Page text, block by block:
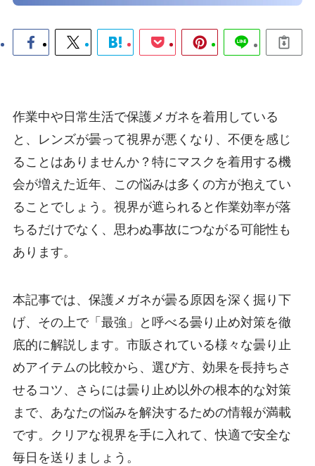
作業中や日常生活で保護メガネを着用している
と、レンズが曇って視界が悪くなり、不便を感じ
ることはありませんか？特にマスクを着用する機
会が増えた近年、この悩みは多くの方が抱えてい
ることでしょう。視界が遮られると作業効率が落
ちるだけでなく、思わぬ事故につながる可能性も
あります。
本記事では、保護メガネが曇る原因を深く掘り下
げ、その上で「最強」と呼べる曇り止め対策を徹
底的に解説します。市販されている様々な曇り止
めアイテムの比較から、選び方、効果を長持ちさ
せるコツ、さらには曇り止め以外の根本的な対策
まで、あなたの悩みを解決するための情報が満載
です。クリアな視界を手に入れて、快適で安全な
毎日を送りましょう。